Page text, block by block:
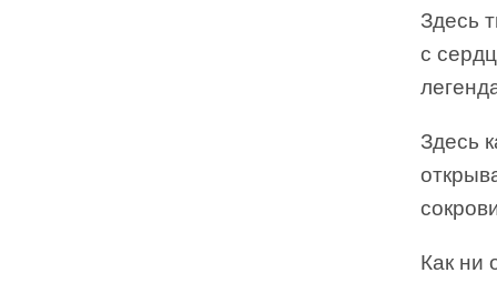
Здесь
с
Здесь
Как ни